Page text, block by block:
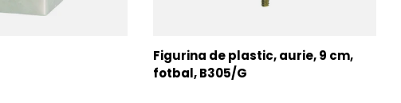
Figurina de plastic, aurie, 9 cm,
fotbal, B305/G